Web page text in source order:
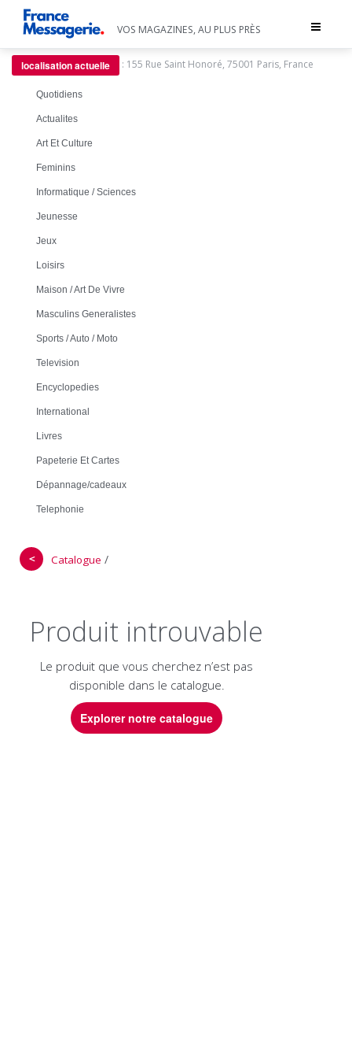
Toggle
VOS MAGAZINES, AU PLUS PRÈS
localisation actuelle : 155 Rue Saint Honoré, 75001 Paris, France
Quotidiens
Actualites
Art Et Culture
Feminins
Informatique / Sciences
Jeunesse
Jeux
Loisirs
Maison / Art De Vivre
Masculins Generalistes
Sports / Auto / Moto
Television
Encyclopedies
International
Livres
Papeterie Et Cartes
Dépannage/cadeaux
Telephonie
＜ Catalogue /
Produit introuvable
Le produit que vous cherchez n’est pas
disponible dans le catalogue.
Explorer notre catalogue